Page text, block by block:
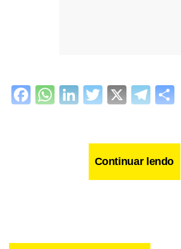
Facebook
WhatsApp
LinkedIn
Twitter
X
Continuar lendo